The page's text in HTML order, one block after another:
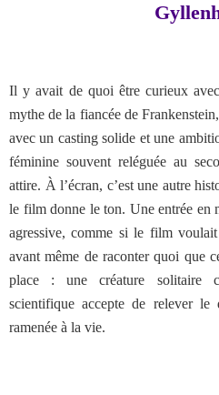
Il y avait de quoi être curieux avec
mythe de la fiancée de
avec un casting solide et une
féminine souvent reléguée au
attire. À l’écran, c’est une autre
le film donne le ton. Une entrée en
agressive, comme si le film
avant même de raconter quoi que
place : une créature solitaire
scientifique accepte de relever
ramenée à la vie.